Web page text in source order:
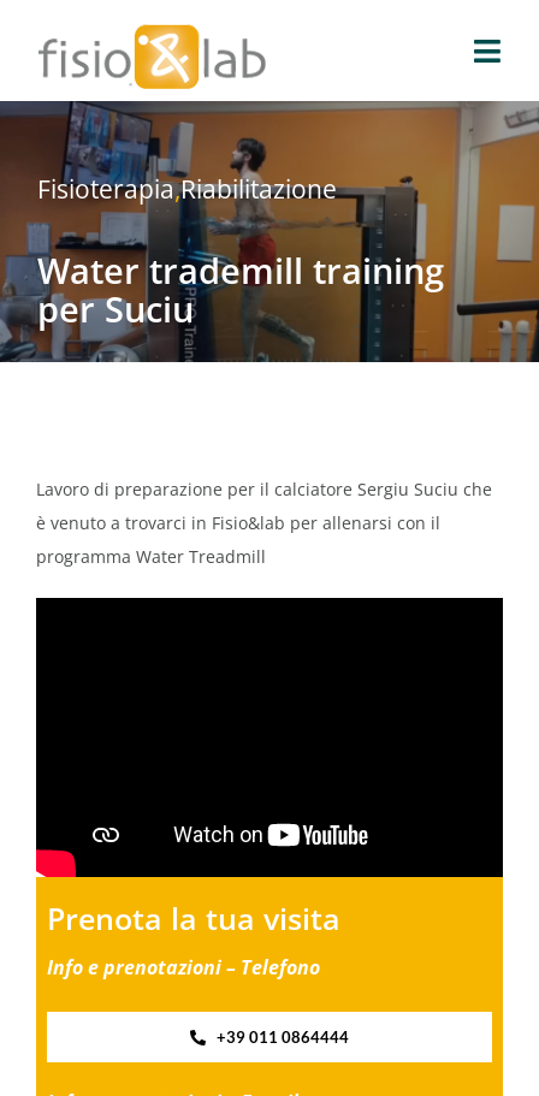
contenuto
Fisio & Lab
Blog
News e media
Prenota prelievo
Prenota on-line
Fisioterapia,Riabilitazione
Water trademill training
per Suciu
Lavoro di preparazione per il calciatore Sergiu Suciu che
è venuto a trovarci in Fisio&lab per allenarsi con il
programma Water Treadmill
Prenota la tua visita
Info e prenotazioni – Telefono
+39 011 0864444